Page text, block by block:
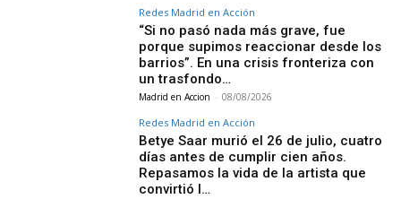
Redes Madrid en Acción
“Si no pasó nada más grave, fue
porque supimos reaccionar desde los
barrios”. En una crisis fronteriza con
un trasfondo…
Madrid en Accion - 08/08/2026
Redes Madrid en Acción
Betye Saar murió el 26 de julio, cuatro
días antes de cumplir cien años.
Repasamos la vida de la artista que
convirtió l…